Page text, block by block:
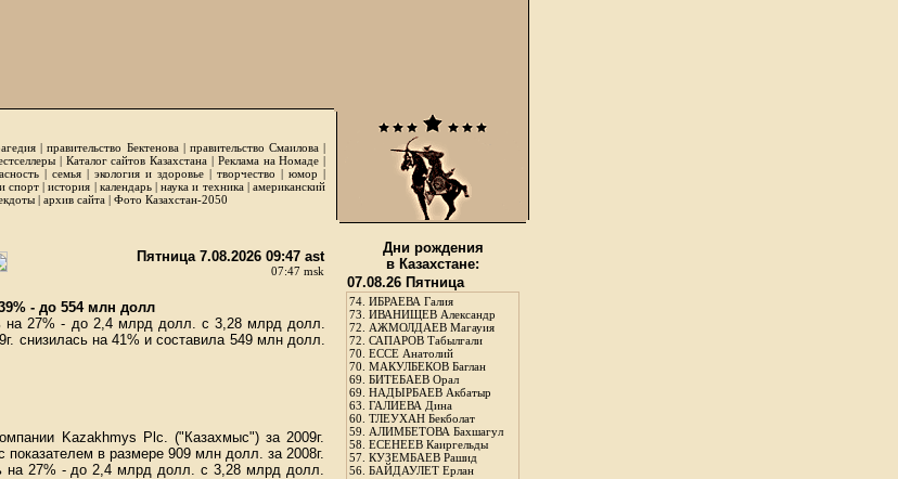
|правительство Бектенова| правительство Смаилова|
| Каталог сайтов Казахстана | Реклама на Номаде |
| семья | экология и здоровье | творчество | юмор |
спорт|история | календарь|наука и техника|американский
| архив сайта | Фото Казахстан-2050
Пятница 7.08.2026 09:47 ast
07:47 msk
- до 554 млн долл
на 27% - до 2,4 млрд долл. с 3,28 млрд долл.
снизилась на 41% и составила 549 млн долл.
Kazakhmys Plc. ("Казахмыс") за 2009г.
в размере 909 млн долл. за 2008г.
на 27% - до 2,4 млрд долл. с 3,28 млрд долл.
Дни рождения
в Казахстане:
07.08.26 Пятница
74. ИБРАЕВА Галия
73. ИВАНИЩЕВ Александр
72. АЖМОЛДАЕВ Магауия
72. САПАРОВ Табылгали
70. ЕССЕ Анатолий
70. МАКУЛБЕКОВ Баглан
69. БИТЕБАЕВ Орал
69. НАДЫРБАЕВ Акбатыр
63. ГАЛИЕВА Дина
60. ТЛЕУХАН Бекболат
59. АЛИМБЕТОВА Бахшагул
58. ЕСЕНЕЕВ Каиргельды
57. КУЗЕМБАЕВ Рашид
56. БАЙДАУЛЕТ Ерлан